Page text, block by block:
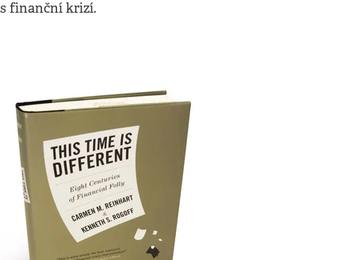
s finanční krizí.